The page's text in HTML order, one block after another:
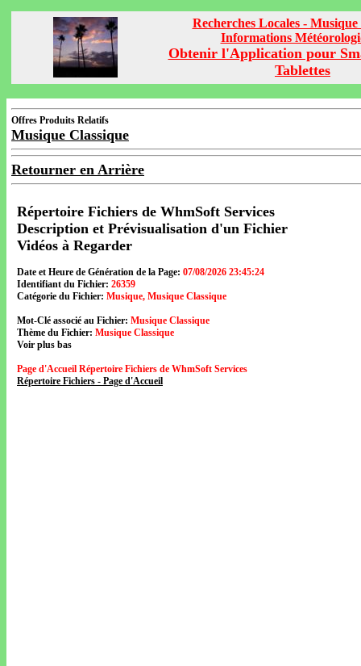
Recherches Locales - Musique
Informations
Obtenir l'Application pour
Tablettes
Offres Produits Relatifs
Musique Classique
Retourner en Arrière
Répertoire Fichiers de WhmSoft Services
Description et Prévisualisation d'un Fichier
Vidéos à Regarder
Date et Heure de Génération de la Page: 07/08/2026 23:45:24
Identifiant du Fichier: 26359
Catégorie du Fichier: Musique, Musique Classique
Mot-Clé associé au Fichier: Musique Classique
Thème du Fichier: Musique Classique
Voir plus bas
Page d'Accueil Répertoire Fichiers de WhmSoft Services
Répertoire Fichiers - Page d'Accueil